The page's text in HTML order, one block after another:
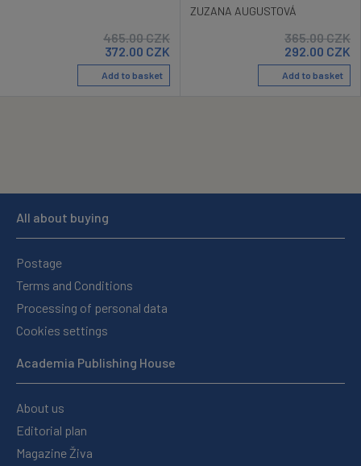
465.00CZK
372.00 CZK
Add to basket
ZUZANA AUGUSTOVÁ
365.00CZK
292.00 CZK
Add to basket
All about buying
Postage
Terms and Conditions
Processing of personal data
Cookies settings
Academia Publishing House
About us
Editorial plan
Magazine Živa